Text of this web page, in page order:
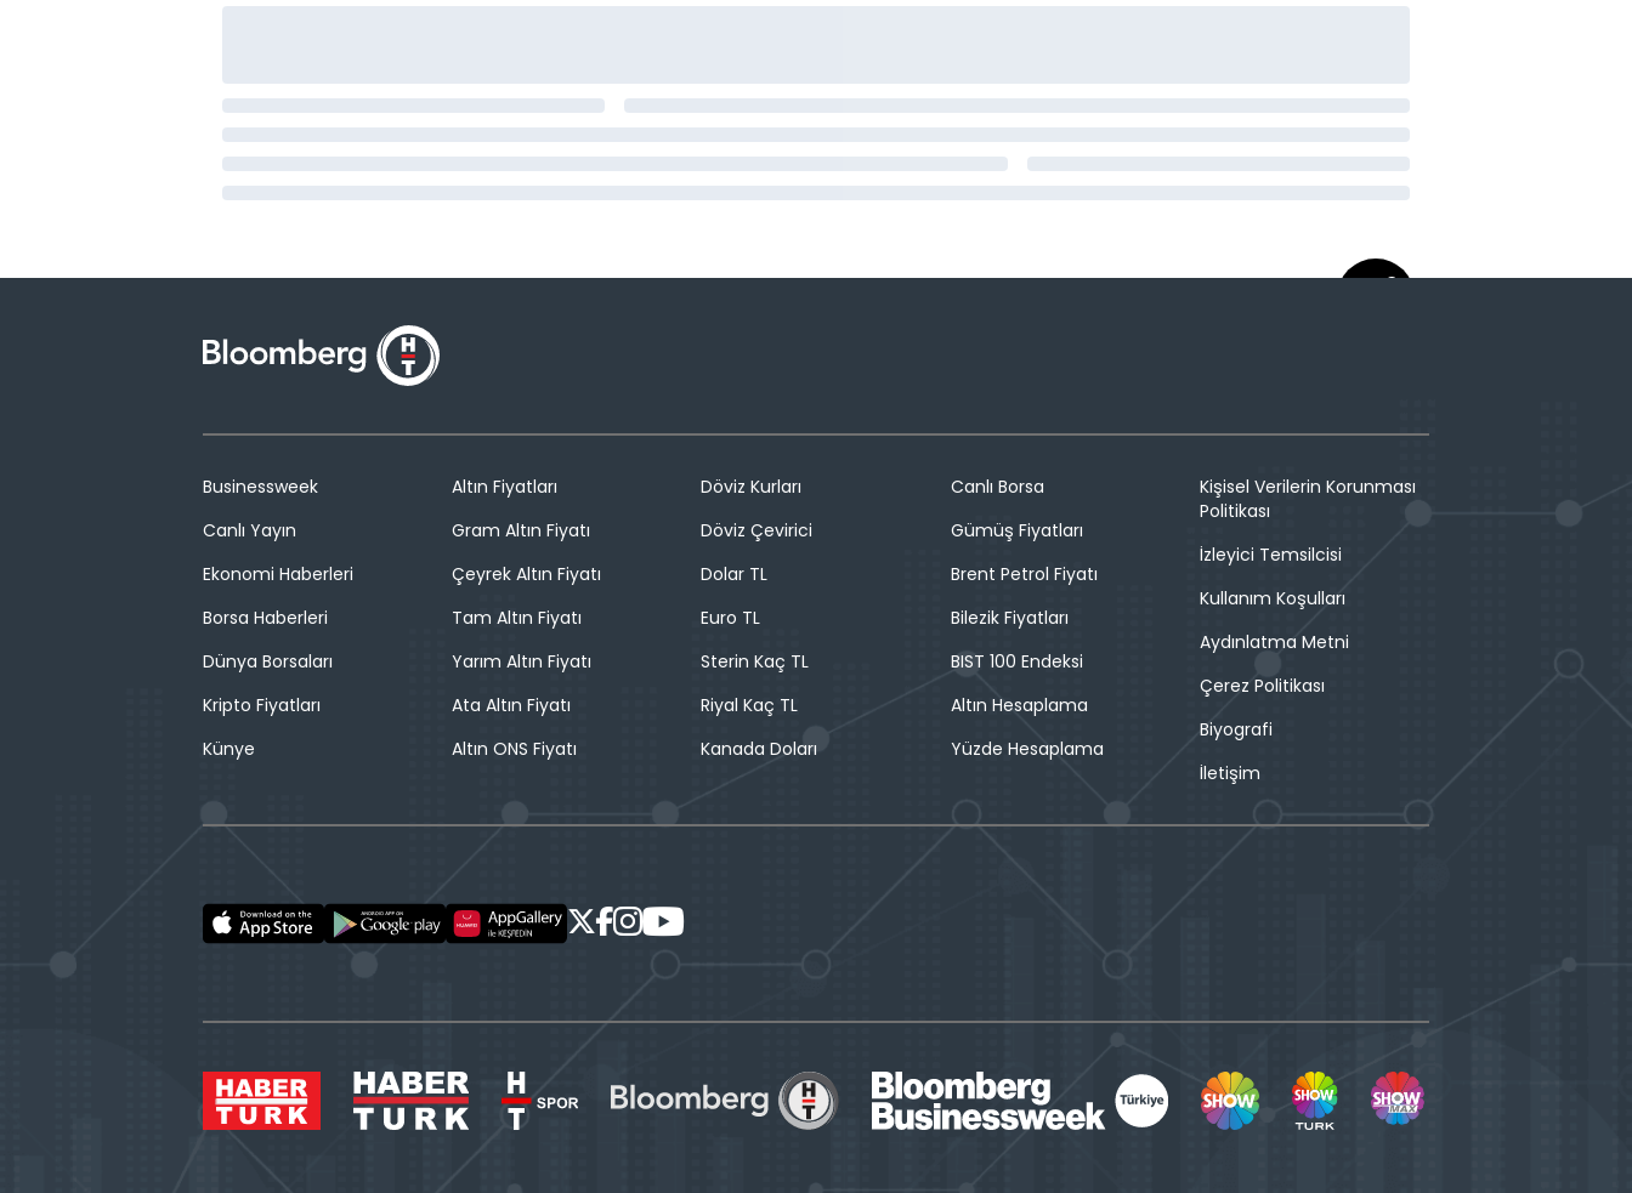
Businessweek
Canlı Yayın
Ekonomi Haberleri
Borsa Haberleri
Dünya Borsaları
Kripto Fiyatları
Künye
Altın Fiyatları
Gram Altın Fiyatı
Çeyrek Altın Fiyatı
Tam Altın Fiyatı
Yarım Altın Fiyatı
Ata Altın Fiyatı
Altın ONS Fiyatı
Döviz Kurları
Döviz Çevirici
Dolar TL
Euro TL
Sterin Kaç TL
Riyal Kaç TL
Kanada Doları
Canlı Borsa
Gümüş Fiyatları
Brent Petrol Fiyatı
Bilezik Fiyatları
BIST 100 Endeksi
Altın Hesaplama
Yüzde Hesaplama
Kişisel Verilerin Korunması
Politikası
İzleyici Temsilcisi
Kullanım Koşulları
Aydınlatma Metni
Çerez Politikası
Biyografi
İletişim